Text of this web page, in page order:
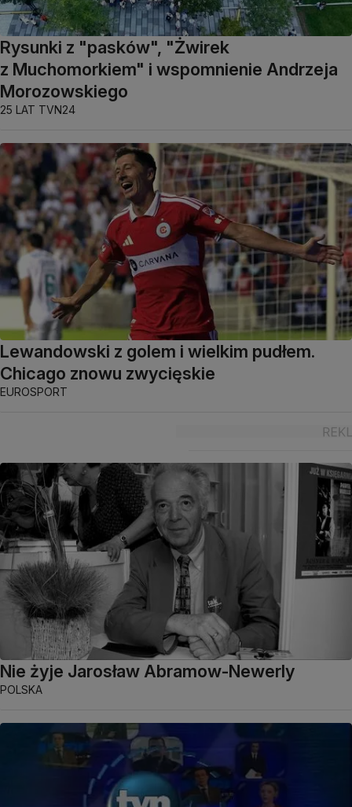
Rysunki z "pasków", "Żwirek
z Muchomorkiem" i wspomnienie Andrzeja
Morozowskiego
25 LAT TVN24
Lewandowski z golem i wielkim pudłem.
Chicago znowu zwycięskie
EUROSPORT
Nie żyje Jarosław Abramow-Newerly
POLSKA